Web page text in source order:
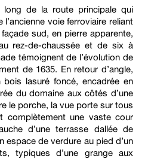
de la route principale qui
voie ferroviaire reliant
sud, en pierre apparente,
rez-de-chaussée et de six à
témoignent de l’évolution de
de 1635. En retour d’angle,
lasuré foncé, encadrée en
du domaine aux côtés d’une
le porche, la vue porte sur tous
complètement une vaste cour
d’une terrasse dallée de
espace de verdure au pied d’un
typiques d’une grange aux